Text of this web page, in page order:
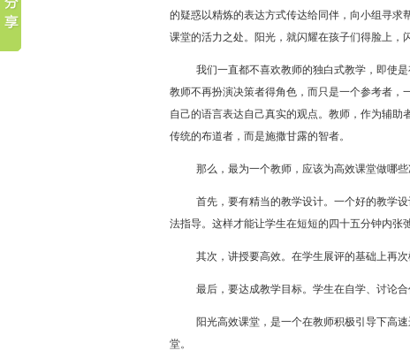
的疑惑以精炼的表达方式传达给同伴，向小组寻
课堂的活力之处。阳光，就闪耀在孩子们得脸上，
我们一直都不喜欢教师的独白式教学，即使
教师不再扮演决策者得角色，而只是一个参考者，
自己的语言表达自己真实的观点。教师，作为辅
传统的布道者，而是施撒甘露的智者。
那么，最为一个教师，应该为高效课堂做哪些
首先，要有精当的教学设计。一个好的教学
法指导。这样才能让学生在短短的四十五分钟内张
其次，讲授要高效。在学生展评的基础上再
最后，要达成教学目标。学生在自学、讨论
阳光高效课堂，是一个在教师积极引导下高
堂。